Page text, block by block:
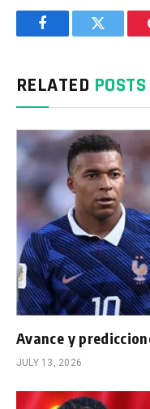
FacebookTwitter
RELATED POSTS
Avance y
JULY 13, 2026